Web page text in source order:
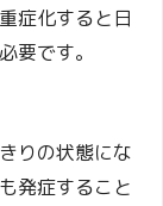
症化すると日
要です。
りの状態にな
発症すること